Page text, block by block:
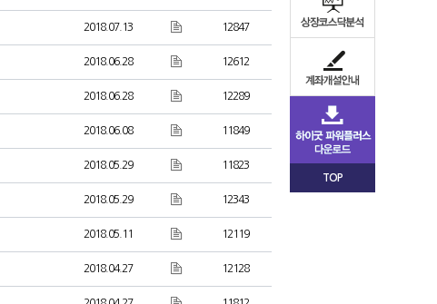
2018.07.13 12847
2018.06.28 12612
2018.06.28 12289
2018.06.08 11849
2018.05.29 11823
2018.05.29 12343
2018.05.11 12119
2018.04.27 12128
TOP